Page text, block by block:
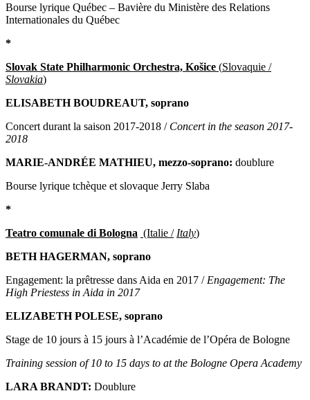
Bourse lyrique Québec – Bavière du Ministère des Relations
Internationales du Québec
*
Slovak State Philharmonic Orchestra, Košice (Slovaquie /
Slovakia)
ELISABETH BOUDREAUT, soprano
Concert durant la saison 2017-2018 / Concert in the season 2017-
2018
MARIE-ANDRÉE MATHIEU, mezzo-soprano: doublure
Bourse lyrique tchèque et slovaque Jerry Slaba
*
Teatro comunale di Bologna (Italie / Italy)
BETH HAGERMAN, soprano
Engagement: la prêtresse dans Aida en 2017 / Engagement: The
High Priestess in Aida in 2017
ELIZABETH POLESE, soprano
Stage de 10 jours à 15 jours à l’Académie de l’Opéra de Bologne
Training session of 10 to 15 days to at the Bologne Opera Academy
LARA BRANDT: Doublure